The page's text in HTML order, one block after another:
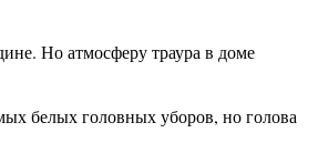
Но атмосферу траура в доме
белых головных уборов, но голова